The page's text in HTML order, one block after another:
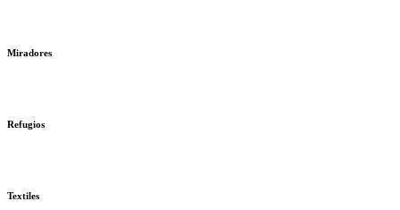
Miradores
Refugios
Textiles